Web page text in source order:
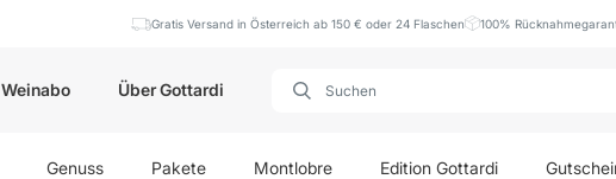
Gratis Versand in Österreich ab 150 € oder 24 Flaschen 100%
Weinabo Über Gottardi
Genuss Pakete Montlobre Edition Gottardi